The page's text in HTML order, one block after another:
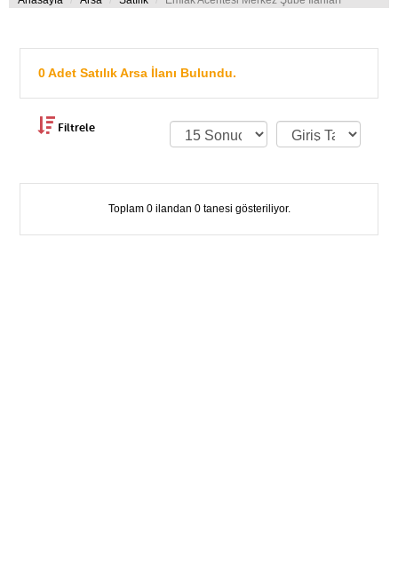
0 Adet Satılık Arsa İlanı Bulundu.
Filtrele
Toplam 0 ilandan 0 tanesi gösteriliyor.